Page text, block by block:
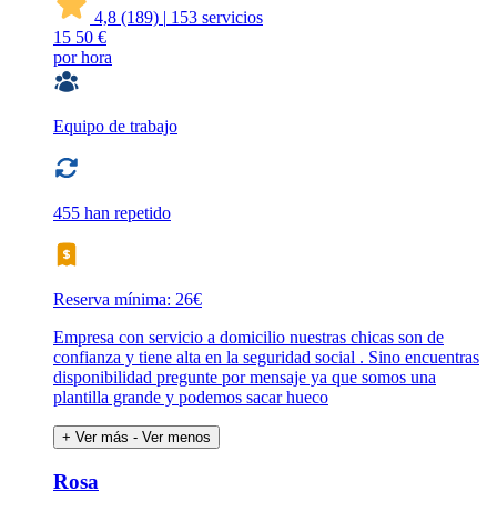
4,8 (189) | 153 servicios
15 50 €
por hora
Equipo de trabajo
455 han repetido
Reserva mínima: 26€
Empresa con servicio a domicilio nuestras chicas son de
confianza y tiene alta en la seguridad social . Sino encuentras
disponibilidad pregunte por mensaje ya que somos una
plantilla grande y podemos sacar hueco
+ Ver más - Ver menos
Rosa